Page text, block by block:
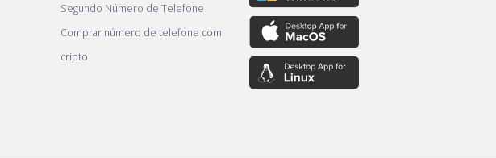
Segundo Número de Telefone
Comprar número de telefone com
cripto